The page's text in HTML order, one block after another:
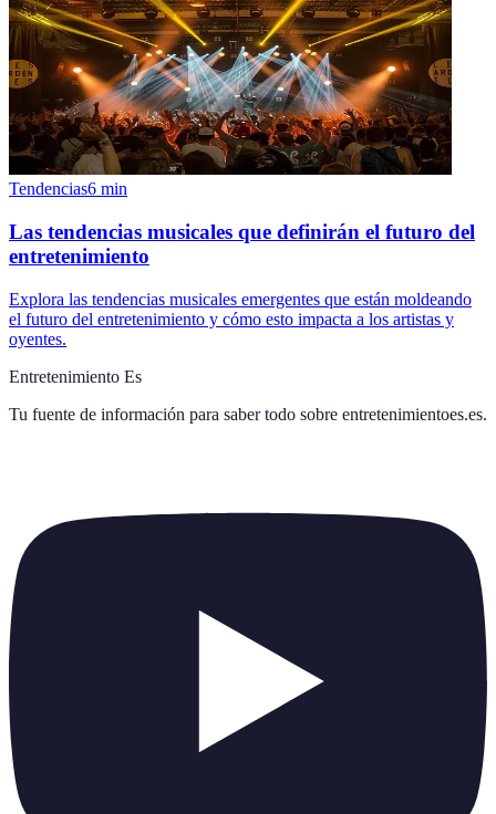
Tendencias6 min
Las tendencias musicales que definirán el futuro del
entretenimiento
Explora las tendencias musicales emergentes que están moldeando
el futuro del entretenimiento y cómo esto impacta a los artistas y
oyentes.
Entretenimiento Es
Tu fuente de información para saber todo sobre entretenimientoes.es.